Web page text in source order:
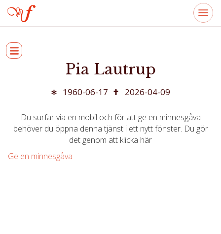
Pia Lautrup
1960-06-17 2026-04-09
Du surfar via en mobil och för att ge en minnesgåva
behöver du öppna denna tjänst i ett nytt fönster. Du gör
det genom att klicka här
Ge en minnesgåva